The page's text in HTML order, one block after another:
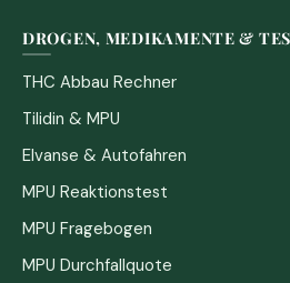
DROGEN, MEDIKAMENTE &
THC Abbau Rechner
Tilidin & MPU
Elvanse & Autofahren
MPU Reaktionstest
MPU Fragebogen
MPU Durchfallquote